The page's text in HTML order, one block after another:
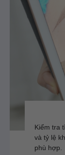
Kiểm tra
và tỷ lệ
phù hợp.